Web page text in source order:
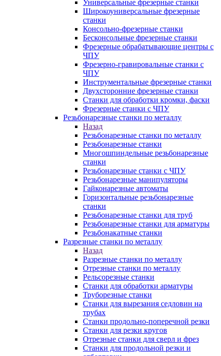
Универсальные фрезерные станки
Широкоуниверсальные фрезерные
станки
Консольно-фрезерные станки
Бесконсольные фрезерные станки
Фрезерные обрабатывающие центры с
ЧПУ
Фрезерно-гравировальные станки с
ЧПУ
Инструментальные фрезерные станки
Двухсторонние фрезерные станки
Станки для обработки кромки, фаски
Фрезерные станки с ЧПУ
Резьбонарезные станки по металлу
Назад
Резьбонарезные станки по металлу
Резьбонарезные станки
Многошпиндельные резьбонарезные
станки
Резьбонарезные станки с ЧПУ
Резьбонарезные манипуляторы
Гайконарезные автоматы
Горизонтальные резьбонарезные
станки
Резьбонарезные станки для труб
Резьбонарезные станки для арматуры
Резьбонакатные станки
Разрезные станки по металлу
Назад
Разрезные станки по металлу
Отрезные станки по металлу
Рельсорезные станки
Станки для обработки арматуры
Труборезные станки
Станки для вырезания седловин на
трубаx
Станки продольно-поперечной резки
Станки для резки кругов
Отрезные станки для сверл и фрез
Станки для продольной резки и